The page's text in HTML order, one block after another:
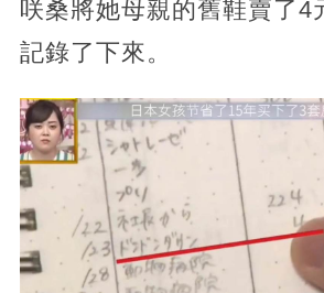
咲桑將她母親的舊鞋賣了4
記錄了下來。